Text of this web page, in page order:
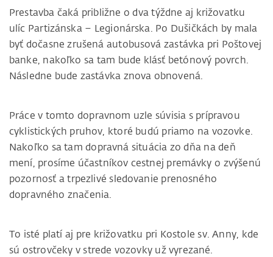
Prestavba čaká približne o dva týždne aj križovatku
ulíc Partizánska – Legionárska. Po Dušičkách by mala
byť dočasne zrušená autobusová zastávka pri Poštovej
banke, nakoľko sa tam bude klásť betónový povrch.
Následne bude zastávka znova obnovená.
Práce v tomto dopravnom uzle súvisia s prípravou
cyklistických pruhov, ktoré budú priamo na vozovke.
Nakoľko sa tam dopravná situácia zo dňa na deň
mení, prosíme účastníkov cestnej premávky o zvýšenú
pozornosť a trpezlivé sledovanie prenosného
dopravného značenia.
To isté platí aj pre križovatku pri Kostole sv. Anny, kde
sú ostrovčeky v strede vozovky už vyrezané.